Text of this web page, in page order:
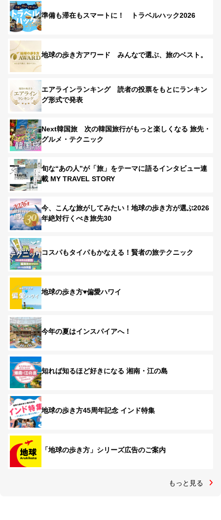
準備も滞在もスマートに！ トラベルハック2026
地球の歩き方アワード みんなで選ぶ、旅のベスト。
エアラインランキング 読者の投票をもとにランキン
グ形式で発表
Next韓国旅 次の韓国旅行がもっと楽しくなる 旅先・
グルメ・テクニック
旬な“あの人”が「旅」をテーマに語るインタビュー連
載 MY TRAVEL STORY
今、こんな旅がしてみたい！地球の歩き方が選ぶ2026
年絶対行くべき旅先30
コスパもタイパもかなえる！賢者の旅テクニック
地球の歩き方♥偏愛ハワイ
今年の夏はインスパイアへ！
知れば知るほど好きになる 湘南・江の島
地球の歩き方45周年記念 インド特集
「地球の歩き方」シリーズ広告のご案内
もっと見る